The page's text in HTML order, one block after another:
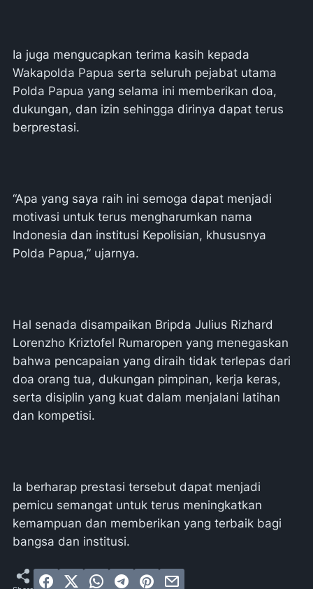
Ia juga mengucapkan terima kasih kepada
Wakapolda Papua serta seluruh pejabat utama
Polda Papua yang selama ini memberikan doa,
dukungan, dan izin sehingga dirinya dapat terus
berprestasi.
“Apa yang saya raih ini semoga dapat menjadi
motivasi untuk terus mengharumkan nama
Indonesia dan institusi Kepolisian, khususnya
Polda Papua,” ujarnya.
Hal senada disampaikan Bripda Julius Rizhard
Lorenzho Kriztofel Rumaropen yang menegaskan
bahwa pencapaian yang diraih tidak terlepas dari
doa orang tua, dukungan pimpinan, kerja keras,
serta disiplin yang kuat dalam menjalani latihan
dan kompetisi.
Ia berharap prestasi tersebut dapat menjadi
pemicu semangat untuk terus meningkatkan
kemampuan dan memberikan yang terbaik bagi
bangsa dan institusi.